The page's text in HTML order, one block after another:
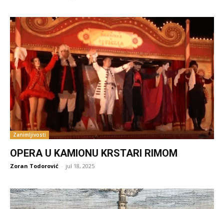
Zanimljivosti
OPERA U KAMIONU KRSTARI RIMOM
Zoran Todorović - jul 18, 2025